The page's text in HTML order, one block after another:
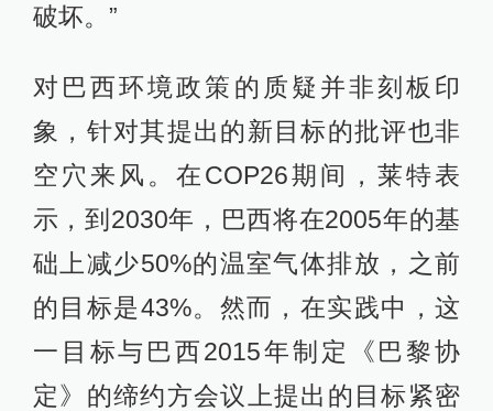
破坏。”
对巴西环境政策的质疑并非刻板印
象，针对其提出的新目标的批评也非
空穴来风。在COP26期间，莱特表
示，到2030年，巴西将在2005年的基
础上减少50%的温室气体排放，之前
的目标是43%。然而，在实践中，这
一目标与巴西2015年制定《巴黎协
定》的缔约方会议上提出的目标紧密